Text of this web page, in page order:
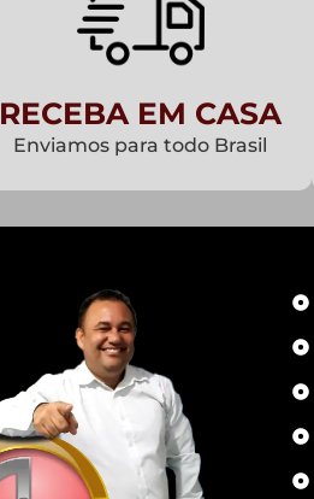
RECEBA EM CASA
Enviamos para todo Brasil